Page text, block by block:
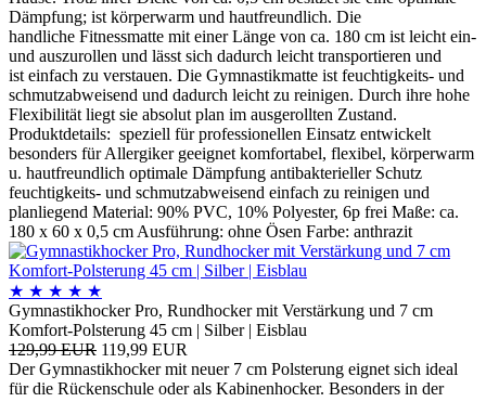
Dämpfung; ist körperwarm und hautfreundlich. Die
handliche Fitnessmatte mit einer Länge von ca. 180 cm ist leicht ein-
und auszurollen und lässt sich dadurch leicht transportieren und
ist einfach zu verstauen. Die Gymnastikmatte ist feuchtigkeits- und
schmutzabweisend und dadurch leicht zu reinigen. Durch ihre hohe
Flexibilität liegt sie absolut plan im ausgerollten Zustand.
Produktdetails: speziell für professionellen Einsatz entwickelt
besonders für Allergiker geeignet komfortabel, flexibel, körperwarm
u. hautfreundlich optimale Dämpfung antibakterieller Schutz
feuchtigkeits- und schmutzabweisend einfach zu reinigen und
planliegend Material: 90% PVC, 10% Polyester, 6p frei Maße: ca.
180 x 60 x 0,5 cm Ausführung: ohne Ösen Farbe: anthrazit
★ ★ ★ ★ ★
Gymnastikhocker Pro, Rundhocker mit Verstärkung und 7 cm
Komfort-Polsterung 45 cm | Silber | Eisblau
129,99 EUR 119,99 EUR
Der Gymnastikhocker mit neuer 7 cm Polsterung eignet sich ideal
für die Rückenschule oder als Kabinenhocker. Besonders in der